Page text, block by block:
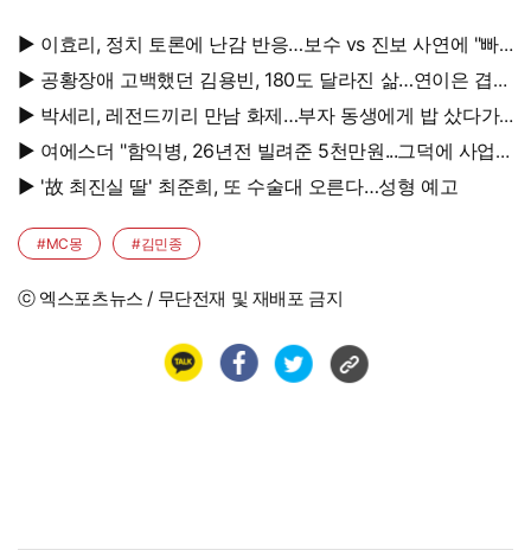
▶ 이효리, 정치 토론에 난감 반응…보수 vs 진보 사연에 "빠
지면 안 될까요?"
▶ 공황장애 고백했던 김용빈, 180도 달라진 삶…연이은 겹경
사
▶ 박세리, 레전드끼리 만남 화제…부자 동생에게 밥 샀다가
'반전'
▶ 여에스더 "함익병, 26년전 빌려준 5천만원...그덕에 사업
시작"▶ '故 최진실 딸' 최준희, 또 수술대 오른다…성형 예고
#MC몽 #김민종
ⓒ 엑스포츠뉴스 / 무단전재 및 재배포 금지